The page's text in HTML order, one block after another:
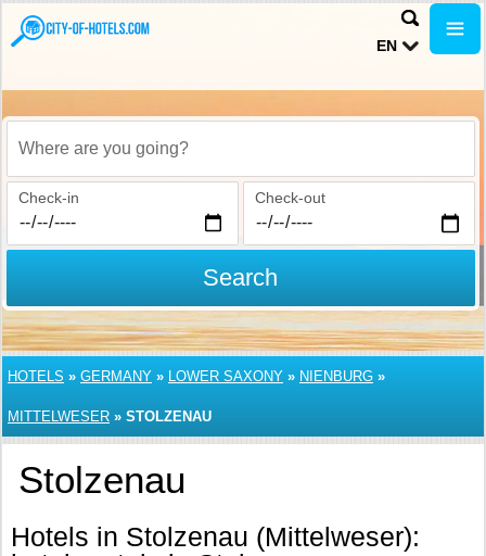
EN
Where are you going?
Check-in Check-out
Search
HOTELS » GERMANY » LOWER SAXONY » NIENBURG »
MITTELWESER » STOLZENAU
Stolzenau
Hotels in Stolzenau (Mittelweser):